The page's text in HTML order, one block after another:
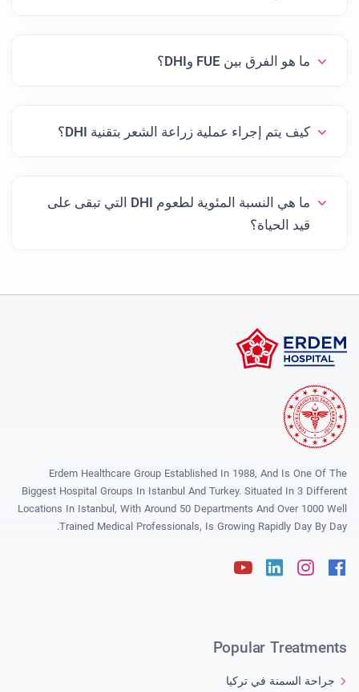
ما هو الفرق بين FUE وDHI؟
كيف يتم إجراء عملية زراعة الشعر بتقنية DHI؟
ما هي النسبة المئوية لطعوم DHI التي تبقى على
قيد الحياة؟
Erdem Healthcare Group Established In 1988, And Is One Of The
Biggest Hospital Groups In Istanbul And Turkey. Situated In 3 Different
Locations In Istanbul, With Around 50 Departments And Over 1000 Well
Trained Medical Professionals, Is Growing Rapidly Day By Day.
Facebook
Instagram
Linkedin
Popular Treatments
جراحة السمنة في تركيا